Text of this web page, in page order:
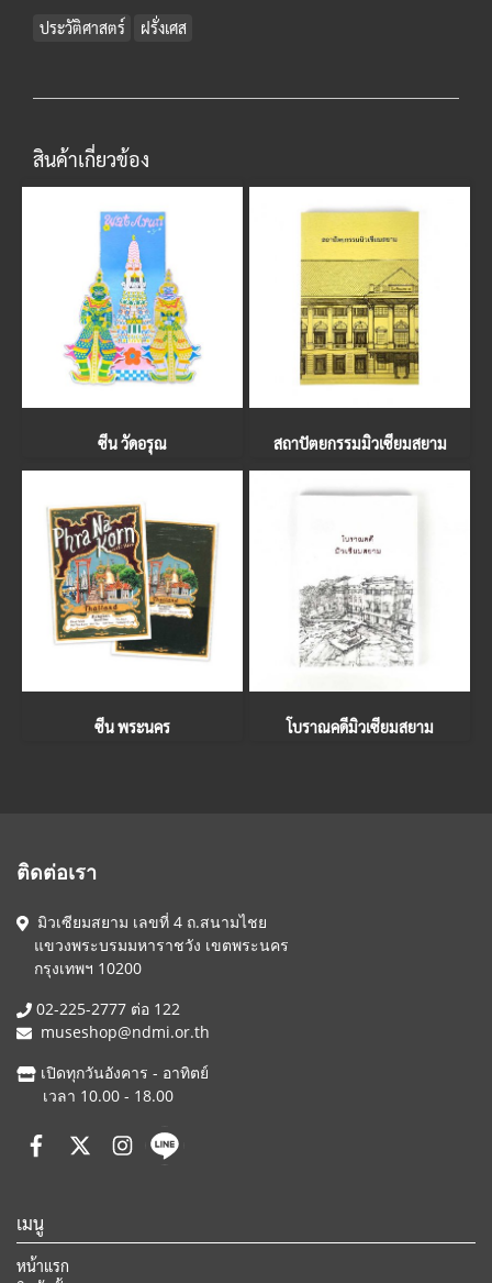
ประวัติศาสตร์ ฝรั่งเศส
สินค้าเกี่ยวข้อง
ซีน วัดอรุณ สถาปัตยกรรมมิวเซียมสยาม
ซีน พระนคร โบราณคดีมิวเซียมสยาม
ติดต่อเรา
มิวเซียมสยาม เลขที่ 4 ถ.สนามไชย
แขวงพระบรมมหาราชวัง เขตพระนคร
กรุงเทพฯ 10200
02-225-2777 ต่อ 122
museshop@ndmi.or.th
เปิดทุกวันอังคาร - อาทิตย์
เวลา 10.00 - 18.00
เมนู
หน้าแรก